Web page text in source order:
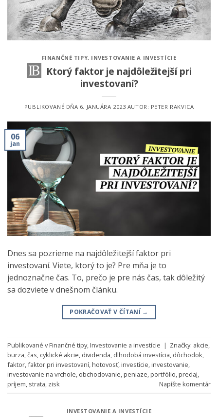
FINANČNÉ TIPY, INVESTOVANIE A INVESTÍCIE
Ktorý faktor je najdôležitejší pri
investovaní?
PUBLIKOVANÉ DŇA 6. JANUÁRA 2023 AUTOR: PETER RAKVICA
06
jan
Dnes sa pozrieme na najdôležitejší faktor pri
investovaní. Viete, ktorý to je? Pre mňa je to
jednoznačne čas. To, prečo je pre nás čas, tak dôležitý
sa dozviete v dnešnom článku.
POKRAČOVAŤ V ČÍTANÍ →
Publikované vFinančné tipy,Investovanie a investície | Značky: akcie,
burza,čas, cyklické akcie, dividenda, dlhodobá investícia, dôchodok,
faktor,faktor pri investovaní,hotovosť,investície,investovanie,
investovanie na vrchole, obchodovanie,peniaze,portfólio,predaj,
príjem, strata, zisk Napíšte komentár
INVESTOVANIE A INVESTÍCIE